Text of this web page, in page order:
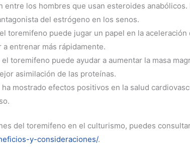
entre los hombres que usan esteroides anabólicos.
del estrógeno en los senos.
toremifeno puede jugar un papel en la aceleración
entrenar más rápidamente.
toremifeno puede ayudar a aumentar la masa
asimilación de las proteínas.
mostrado efectos positivos en la salud
del toremifeno en el culturismo, puedes
y-consideraciones/.